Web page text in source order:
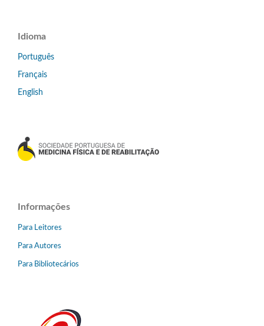
Idioma
Português
Français
English
Informações
Para Leitores
Para Autores
Para Bibliotecários